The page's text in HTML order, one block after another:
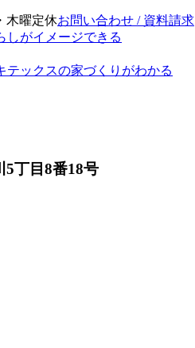
木曜定休お問い合わせ / 資料請求
しがイメージできる
テックスの家づくりがわかる
5丁目8番18号